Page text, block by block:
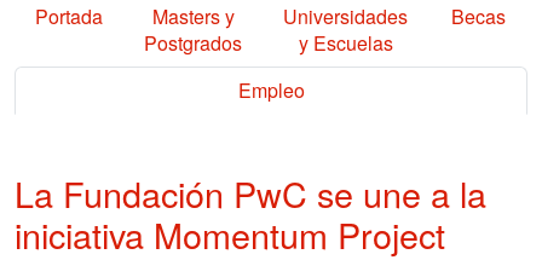
Portada
Masters y
Postgrados
Universidades
y Escuelas
Becas
Empleo
La Fundación PwC se une a la
iniciativa Momentum Project